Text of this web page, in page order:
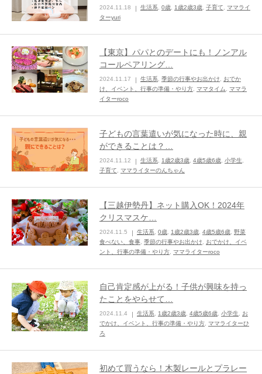
2024.11.18 生活系 0歳 1歳2歳3歳 子育て
ママライ
ターyuri
【東京】パパとのデートにも！ノンアル
コールペアリング…
2024.11.17 生活系 季節の行事やお出かけ
おでか
け、イベント、行事の準備・やり方 ママタイム
ママラ
イターroco
子どもの言葉遣いが気になった時に、親
ができることは？…
2024.11.12 生活系 1歳2歳3歳 4歳5歳6歳 小学生
子育て
ママライターのんちゃん
【三越伊勢丹】ネット購入OK！2024年
クリスマスケ…
2024.11.5 生活系 0歳 1歳2歳3歳 4歳5歳6歳 野菜
食べない、食事 季節の行事やお出かけ
おでかけ、イベ
ント、行事の準備・やり方 ママライターroco
自己肯定感が上がる！子供が興味を持っ
たことをやらせて…
2024.11.4 生活系 1歳2歳3歳 4歳5歳6歳 小学生
お
でかけ、イベント、行事の準備・やり方 ママライターひ
ろ
初めて買うなら！木製レールとプラレー
ままてぃ編集部